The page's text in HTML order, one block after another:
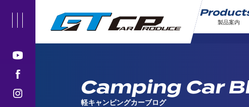
製品案内
Camping Car
軽キャンピングカーブログ